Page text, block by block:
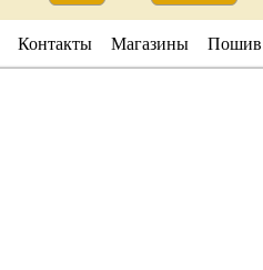
Контакты Магазины Пошив